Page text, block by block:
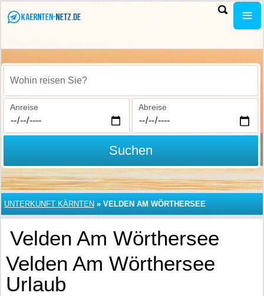
Wohin reisen Sie?
Anreise Abreise
Suchen
UNTERKUNFT KÄRNTEN » VELDEN AM WÖRTHERSEE
Velden Am Wörthersee
Velden Am Wörthersee
Urlaub